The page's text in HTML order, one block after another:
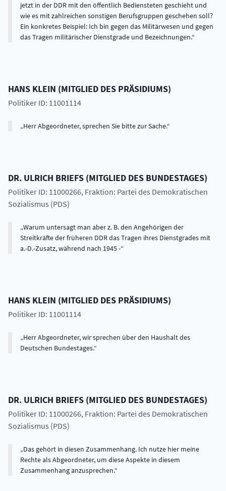
jetzt in der DDR mit den öffentlich Bediensteten geschieht und
wie es mit zahlreichen sonstigen Berufsgruppen geschehen soll?
Ein konkretes Beispiel: Ich bin gegen das Militärwesen und gegen
das Tragen militärischer Dienstgrade und Bezeichnungen.
HANS KLEIN (MITGLIED DES PRÄSIDIUMS)
Politiker ID: 11001114
Herr Abgeordneter, sprechen Sie bitte zur Sache.
DR. ULRICH BRIEFS (MITGLIED DES BUNDESTAGES)
Politiker ID: 11000266, Fraktion: Partei des Demokratischen
Sozialismus (PDS)
Warum untersagt man aber z. B. den Angehörigen der
Streitkräfte der früheren DDR das Tragen ihres Dienstgrades mit
a.-D.-Zusatz, während nach 1945 -
HANS KLEIN (MITGLIED DES PRÄSIDIUMS)
Politiker ID: 11001114
Herr Abgeordneter, wir sprechen über den Haushalt des
Deutschen Bundestages.
DR. ULRICH BRIEFS (MITGLIED DES BUNDESTAGES)
Politiker ID: 11000266, Fraktion: Partei des Demokratischen
Sozialismus (PDS)
Das gehört in diesen Zusammenhang. Ich nutze hier meine
Rechte als Abgeordneter, um diese Aspekte in diesem
Zusammenhang anzusprechen.